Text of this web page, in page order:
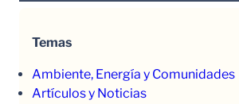
Temas
Ambiente, Energía y Comunidades
Artículos y Noticias